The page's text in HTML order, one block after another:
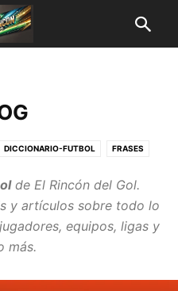
DICCIONARIO-FUTBOL FRASES
de El Rincón del Gol.
y artículos sobre todo lo
equipos, ligas y
más.